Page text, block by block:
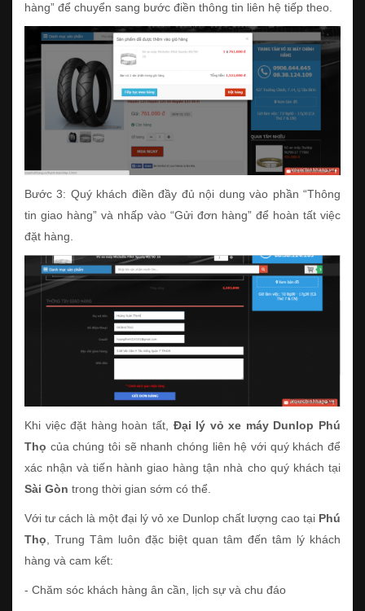
hàng” để chuyển sang bước điền thông tin liên hệ tiếp theo.
Bước 3: Quý khách điền đầy đủ nội dung vào phần “Thông
tin giao hàng” và nhấp vào “Gửi đơn hàng” để hoàn tất việc
đặt hàng.
Khi việc đặt hàng hoàn tất, Đại lý vỏ xe máy Dunlop Phú
Thọ của chúng tôi sẽ nhanh chóng liên hệ với quý khách để
xác nhận và tiến hành giao hàng tận nhà cho quý khách tại
Sài Gòn trong thời gian sớm có thể.
Với tư cách là một đại lý vỏ xe Dunlop chất lượng cao tại Phú
Thọ , Trung Tâm luôn đặc biệt quan tâm đến tâm lý khách
hàng và cam kết:
- Chăm sóc khách hàng ân cần, lịch sự và chu đáo